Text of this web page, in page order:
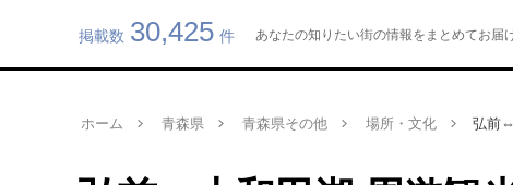
掲載数 30,425 件 あなたの知りたい街の情報をまとめてお届
ホーム
青森県 青森県その他 場所・文化 弘前⇔